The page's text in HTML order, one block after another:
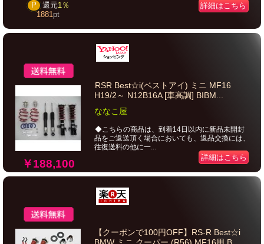
P 還元1％
1881 pt
詳細はこちら
￥188,100
RSR Best☆i(ベストアイ) ミニ MF16
H19/2～ N12B16A [車高調] BIBM...
ななこ屋
◆こちらの商品は、到着14日以内に新品未開封
品をご返送頂く場合においても、返品交換には、
往復送料の他に一...
詳細はこちら
【クーポンで100円OFF】RS-R Best☆i